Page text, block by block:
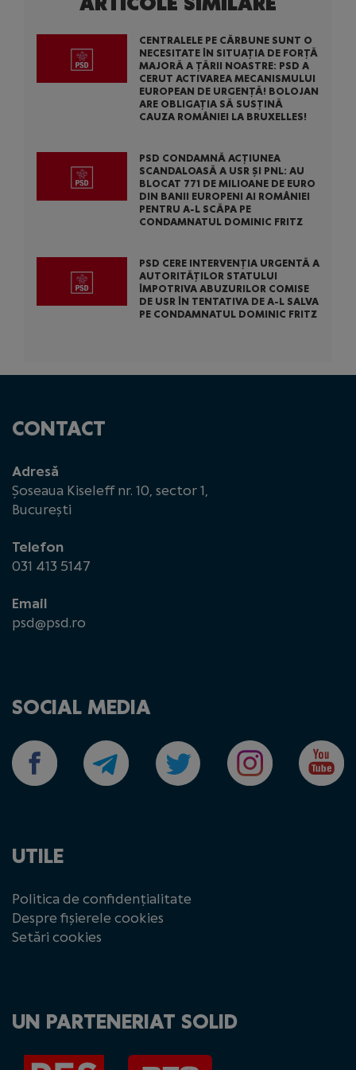
CENTRALELE PE CĂRBUNE SUNT O
NECESITATE ÎN SITUAȚIA DE FORȚĂ
MAJORĂ A ȚĂRII NOASTRE: PSD A
CERUT ACTIVAREA MECANISMULUI
EUROPEAN DE URGENȚĂ! BOLOJAN
ARE OBLIGAȚIA SĂ SUSȚINĂ
CAUZA ROMÂNIEI LA BRUXELLES!
PSD CONDAMNĂ ACȚIUNEA
SCANDALOASĂ A USR ȘI PNL: AU
BLOCAT 771 DE MILIOANE DE EURO
DIN BANII EUROPENI AI ROMÂNIEI
PENTRU A-L SCĂPA PE
CONDAMNATUL DOMINIC FRITZ
PSD CERE INTERVENȚIA URGENTĂ A
AUTORITĂȚILOR STATULUI
ÎMPOTRIVA ABUZURILOR COMISE
DE USR ÎN TENTATIVA DE A-L SALVA
PE CONDAMNATUL DOMINIC FRITZ
CONTACT
Adresă
Șoseaua Kiseleff nr. 10, sector 1,
București
Telefon
031 413 5147
Email
psd@psd.ro
SOCIAL MEDIA
UTILE
Politica de confidențialitate
Despre fișierele cookies
Setări cookies
UN PARTENERIAT SOLID